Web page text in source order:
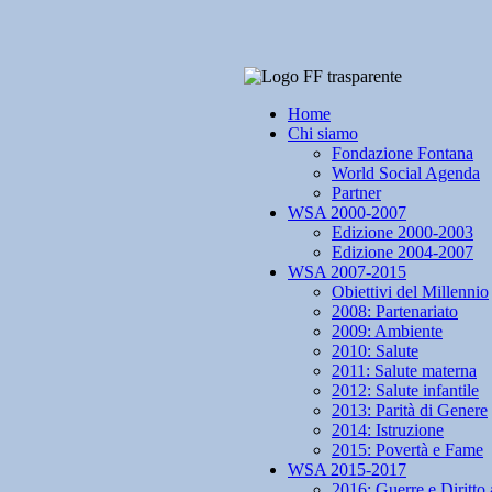
Home
Chi siamo
Fondazione Fontana
World Social Agenda
Partner
WSA 2000-2007
Edizione 2000-2003
Edizione 2004-2007
WSA 2007-2015
Obiettivi del Millennio
2008: Partenariato
2009: Ambiente
2010: Salute
2011: Salute materna
2012: Salute infantile
2013: Parità di Genere
2014: Istruzione
2015: Povertà e Fame
WSA 2015-2017